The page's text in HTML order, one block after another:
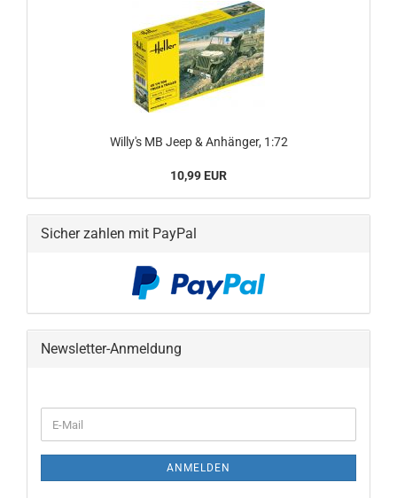
Willy's MB Jeep & Anhänger, 1:72
10,99 EUR
Sicher zahlen mit PayPal
Newsletter-Anmeldung
ZUR
E-
Mail
ANMELDEN